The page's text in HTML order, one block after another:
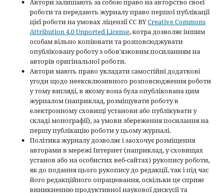
Автори залишають за собою право на авторство своєї
роботи та передають журналу право першої публікації
цієї роботи на умовах ліцензії CC BYCreative Commons
Attribution 4.0 Unported License, котра дозволяє іншим
особам вільно копіювати та розповсюджувати
опубліковану роботу з обов'язковим посиланням на
авторів оригінальної роботи.
Автори мають право укладати самостійні додаткові
угоди щодо неексклюзивного розповсюдження роботи
у тому вигляді, в якому вона була опублікована цим
журналом (наприклад, розміщувати роботу в
електронному сховищі установи або публікувати у
складі монографії), за умови збереження посилання на
першу публікацію роботи у цьому журналі.
Політика журналу дозволяє і заохочує розміщення
авторами в мережі Інтернет (наприклад, у сховищах
установ або на особистих веб-сайтах) рукопису роботи,
як до подання цього рукопису до редакції, так і під час
його редакційного опрацювання, оскільки це сприяє
виникненню продуктивної наукової дискусії та